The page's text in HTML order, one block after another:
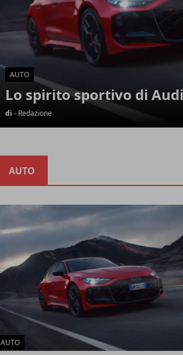
AUTO
Lo spirito sportivo di Audi
di - Redazione
AUTO
AUTO